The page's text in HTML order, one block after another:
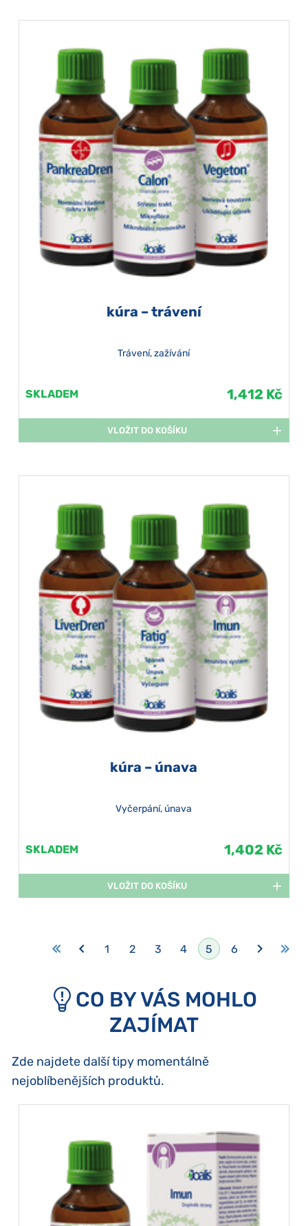
kúra – trávení
Trávení, zažívání
SKLADEM 1,412 Kč
VLOŽIT DO KOŠÍKU
kúra – únava
Vyčerpání, únava
SKLADEM 1,402 Kč
VLOŽIT DO KOŠÍKU
1 2 3 4 5 6
CO BY VÁS MOHLO
ZAJÍMAT
Zde najdete další tipy momentálně
nejoblíbenějších produktů.